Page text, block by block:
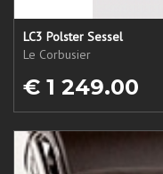
LC3 Polster Sessel
Le Corbusier
€ 1 249.00